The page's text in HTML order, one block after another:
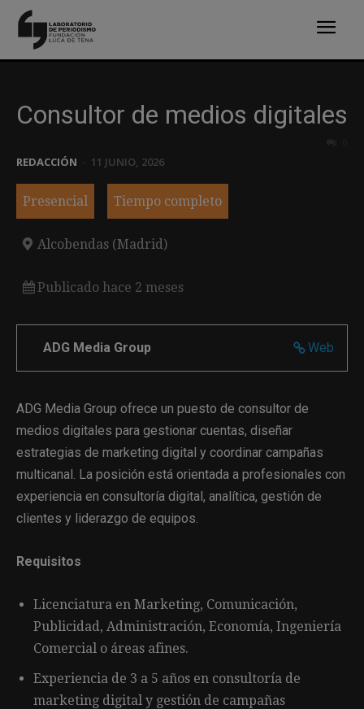
Consultor de medios digitales
REDACCIÓN 11 JUNIO, 2026
Presencial Tiempo completo
Alcobendas (Madrid)
Publicado hace 2 meses
Web
ADG Media Group
ADG Media Group ofrece un puesto de consultor de
medios digitales para gestionar cuentas, diseñar
estrategias de marketing digital y coordinar campañas
multicanal. La posición está orientada a profesionales con
experiencia en consultoría digital, analítica, gestión de
clientes y liderazgo de equipos.
Requisitos
Licenciatura en Marketing, Comunicación,
Publicidad, Administración, Economía, Ingeniería
Comercial o áreas afines.
Experiencia de 3 a 5 años en consultoría de
marketing digital y gestión de campañas